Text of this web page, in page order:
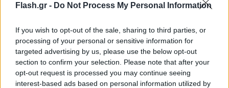
Flash.gr - Do Not Process My Personal Information
If you wish to opt-out of the sale, sharing to third parties, or
processing of your personal or sensitive information for
targeted advertising by us, please use the below opt-out
section to confirm your selection. Please note that after your
opt-out request is processed you may continue seeing
interest-based ads based on personal information utilized by